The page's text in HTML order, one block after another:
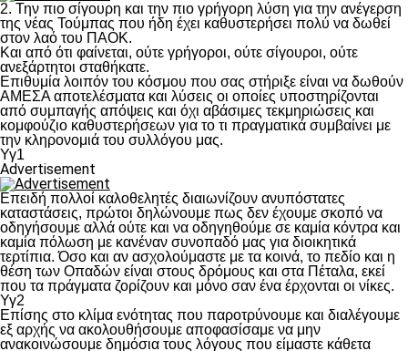
2. Την πιο σίγουρη και την πιο γρήγορη λύση για την ανέγερση
της νέας Τούμπας που ήδη έχει καθυστερήσει πολύ να δωθεί
στον λαό του ΠΑΟΚ.
Και από ότι φαίνεται, ούτε γρήγοροι, ούτε σίγουροι, ούτε
ανεξάρτητοι σταθήκατε.
Επιθυμία λοιπόν του κόσμου που σας στήριξε είναι να δωθούν
ΑΜΕΣΑ αποτελέσματα και λύσεις οι οποίες υποστηρίζονται
από συμπαγής απόψεις και όχι αβάσιμες τεκμηριώσεις και
κομφούζιο καθυστερήσεων για το τι πραγματικά συμβαίνει με
την κληρονομιά του συλλόγου μας.
Υγ1
Advertisement
Επειδή πολλοί καλοθελητές διαιωνίζουν ανυπόστατες
καταστάσεις, πρώτοι δηλώνουμε πως δεν έχουμε σκοπό να
οδηγήσουμε αλλά ούτε και να οδηγηθούμε σε καμία κόντρα και
καμία πόλωση με κανέναν συνοπαδό μας για διοικητικά
τερτίπια. Όσο και αν ασχολούμαστε με τα κοινά, το πεδίο και η
θέση των Οπαδών είναι στους δρόμους και στα Πέταλα, εκεί
που τα πράγματα ζορίζουν και μόνο σαν ένα έρχονται οι νίκες.
Υγ2
Επίσης στο κλίμα ενότητας που παροτρύνουμε και διαλέγουμε
εξ αρχής να ακολουθήσουμε αποφασίσαμε να μην
ανακοινώσουμε δημόσια τους λόγους που είμαστε κάθετα